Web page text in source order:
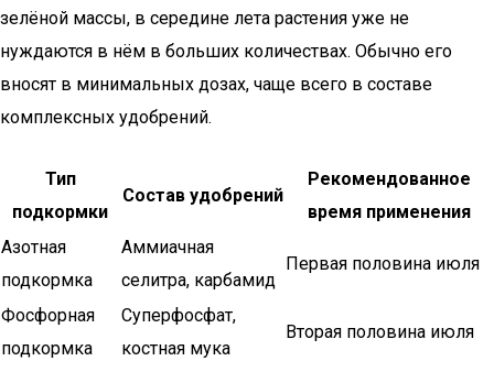
зелёной массы, в середине лета растения уже не
нуждаются в нём в больших количествах. Обычно его
вносят в минимальных дозах, чаще всего в составе
комплексных удобрений.
Тип
подкормки
Состав удобрений
Рекомендованное
время применения
Азотная
подкормка
Аммиачная
селитра, карбамид
Первая половина июля
Фосфорная
подкормка
Суперфосфат,
костная мука
Вторая половина июля